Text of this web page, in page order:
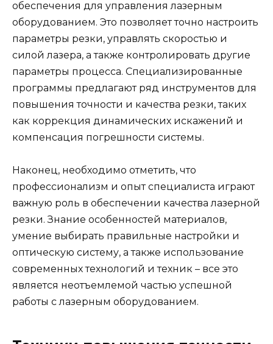
обеспечения для управления лазерным
оборудованием. Это позволяет точно настроить
параметры резки, управлять скоростью и
силой лазера, а также контролировать другие
параметры процесса. Специализированные
программы предлагают ряд инструментов для
повышения точности и качества резки, таких
как коррекция динамических искажений и
компенсация погрешности системы.
Наконец, необходимо отметить, что
профессионализм и опыт специалиста играют
важную роль в обеспечении качества лазерной
резки. Знание особенностей материалов,
умение выбирать правильные настройки и
оптическую систему, а также использование
современных технологий и техник – все это
является неотъемлемой частью успешной
работы с лазерным оборудованием.